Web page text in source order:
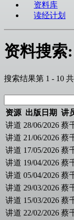
资料库
读经计划
资料搜索
搜索结果第 1 - 10
资源 出版日期 讲
讲道 28/06/2026 蔡
讲道 21/06/2026 蔡
讲道 17/05/2026 蔡
讲道 19/04/2026 蔡
讲道 05/04/2026 蔡
讲道 29/03/2026 蔡
讲道 15/03/2026 蔡
讲道 22/02/2026 蔡